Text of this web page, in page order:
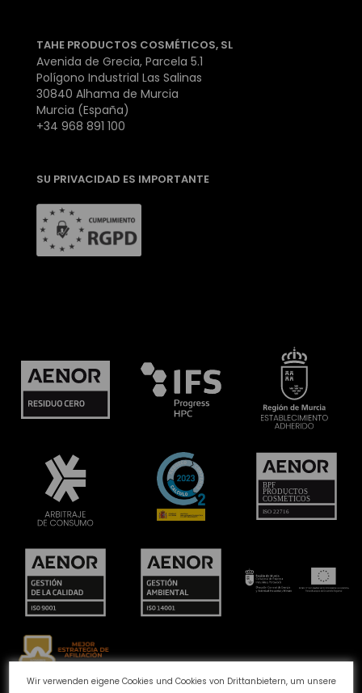
Wir verwenden eigene Cookies und Cookies von Drittanbietern, um unsere
TAHE PRODUCTOS COSMÉTICOS, SL
Avenida de Grecia, Parcela 5.1
Polígono Industrial Las Salinas
30840 Alhama de Murcia
Murcia (España)
+34 968 891 100
SU PRIVACIDAD ES IMPORTANTE